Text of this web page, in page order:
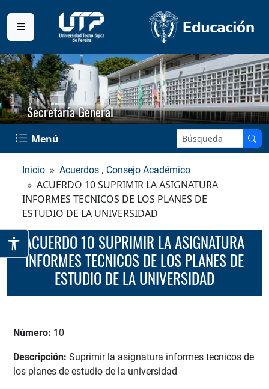
Secretaría General
Menú Buscar en el sitio:
Inicio Acuerdos , Consejo Académico
ACUERDO 10 SUPRIMIR LA ASIGNATURA
INFORMES TECNICOS DE LOS PLANES DE
ESTUDIO DE LA UNIVERSIDAD
ACUERDO 10 SUPRIMIR LA ASIGNATURA
INFORMES TECNICOS DE LOS PLANES DE
ESTUDIO DE LA UNIVERSIDAD
Número: 10
Descripción: Suprimir la asignatura informes tecnicos de
los planes de estudio de la universidad